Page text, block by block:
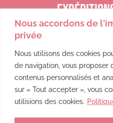
Nous accordons de
privée
Nous utilisons des cookies
de navigation, vous proposer
contenus personnalisés et
sur « Tout accepter », vous
utilisions des cookies.
CGV
POLITIQUE DE REMBOURSEMENT
POLITIQUE DE CONFIDENTIALITÉ
MENTIONS LÉGALES